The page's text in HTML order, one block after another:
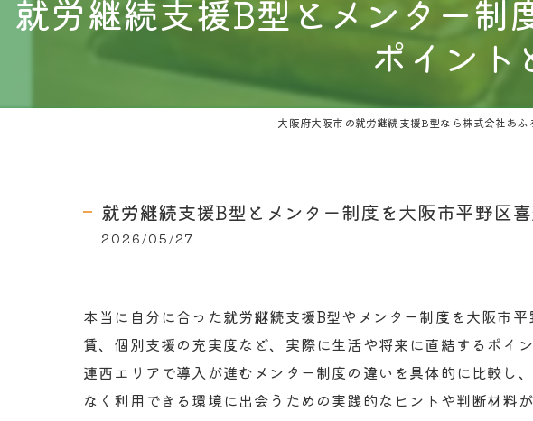
就労継続支援B型とメンター制
ポイント
大阪府大阪市の就労継続支援B型なら株式会社あふ
就労継続支援B型とメンター制度を大阪市平野区
2026/05/27
本当に自分に合った就労継続支援B型やメンター制度を大阪市
賃、個別支援の充実度など、実際に生活や将来に直結するポイ
連西エリアで導入が進むメンター制度の違いを具体的に比較し
なく利用できる環境に出会うための実践的なヒントや判断材料が